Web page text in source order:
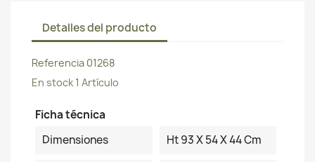
Detalles del producto
Referencia 01268
En stock 1 Artículo
Ficha técnica
Dimensiones
Ht 93 X 54 X 44 Cm